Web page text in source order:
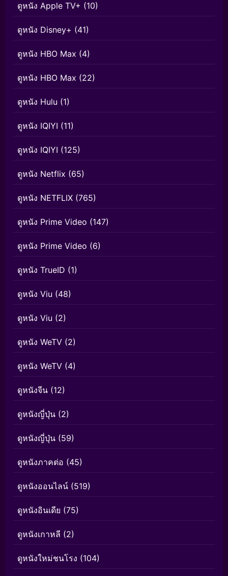
ดูหนัง Apple TV+ (10)
ดูหนัง Disney+ (41)
ดูหนัง HBO Max (4)
ดูหนัง HBO Max (22)
ดูหนัง Hulu (1)
ดูหนัง IQIYI (11)
ดูหนัง IQIYI (125)
ดูหนัง Netflix (65)
ดูหนัง NETFLIX (765)
ดูหนัง Prime Video (147)
ดูหนัง Prime Video (6)
ดูหนัง TrueID (1)
ดูหนัง Viu (48)
ดูหนัง Viu (2)
ดูหนัง WeTV (2)
ดูหนัง WeTV (4)
ดูหนังจีน (12)
ดูหนังญี่ปุ่น (2)
ดูหนังญี่ปุ่น (59)
ดูหนังภาคต่อ (45)
ดูหนังออนไลน์ (519)
ดูหนังอินเดีย (75)
ดูหนังเกาหลี (2)
ดูหนังใหม่ชนโรง (104)